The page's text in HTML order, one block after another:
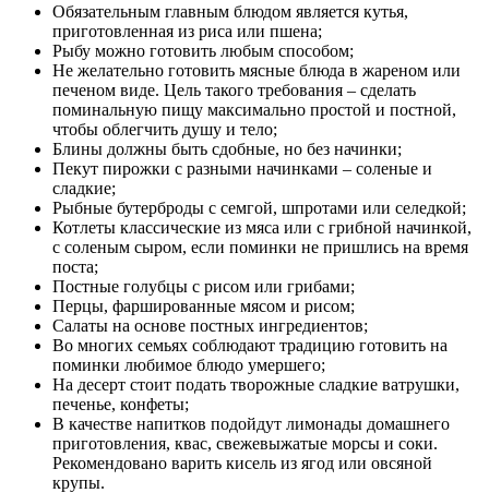
Обязательным главным блюдом является кутья,
приготовленная из риса или пшена;
Рыбу можно готовить любым способом;
Не желательно готовить мясные блюда в жареном или
печеном виде. Цель такого требования – сделать
поминальную пищу максимально простой и постной,
чтобы облегчить душу и тело;
Блины должны быть сдобные, но без начинки;
Пекут пирожки с разными начинками – соленые и
сладкие;
Рыбные бутерброды с семгой, шпротами или селедкой;
Котлеты классические из мяса или с грибной начинкой,
с соленым сыром, если поминки не пришлись на время
поста;
Постные голубцы с рисом или грибами;
Перцы, фаршированные мясом и рисом;
Салаты на основе постных ингредиентов;
Во многих семьях соблюдают традицию готовить на
поминки любимое блюдо умершего;
На десерт стоит подать творожные сладкие ватрушки,
печенье, конфеты;
В качестве напитков подойдут лимонады домашнего
приготовления, квас, свежевыжатые морсы и соки.
Рекомендовано варить кисель из ягод или овсяной
крупы.